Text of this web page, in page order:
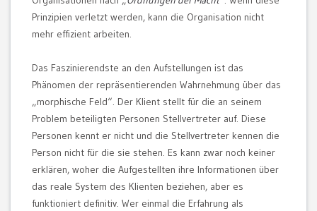
Prinzipien verletzt werden, kann die Organisation nicht
mehr effizient arbeiten.
Das Faszinierendste an den Aufstellungen ist das
Phänomen der repräsentierenden Wahrnehmung über das
„morphische Feld“. Der Klient stellt für die an seinem
Problem beteiligten Personen Stellvertreter auf. Diese
Personen kennt er nicht und die Stellvertreter kennen die
Person nicht für die sie stehen. Es kann zwar noch keiner
erklären, woher die Aufgestellten ihre Informationen über
das reale System des Klienten beziehen, aber es
funktioniert definitiv. Wer einmal die Erfahrung als